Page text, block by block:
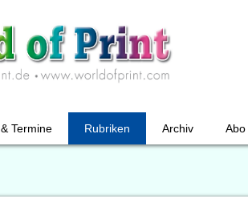
Termine Rubriken Archiv Abo